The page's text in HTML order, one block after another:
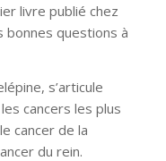
livre publié chez
bonnes questions à
s’articule
cancers les plus
cancer de la
du rein.